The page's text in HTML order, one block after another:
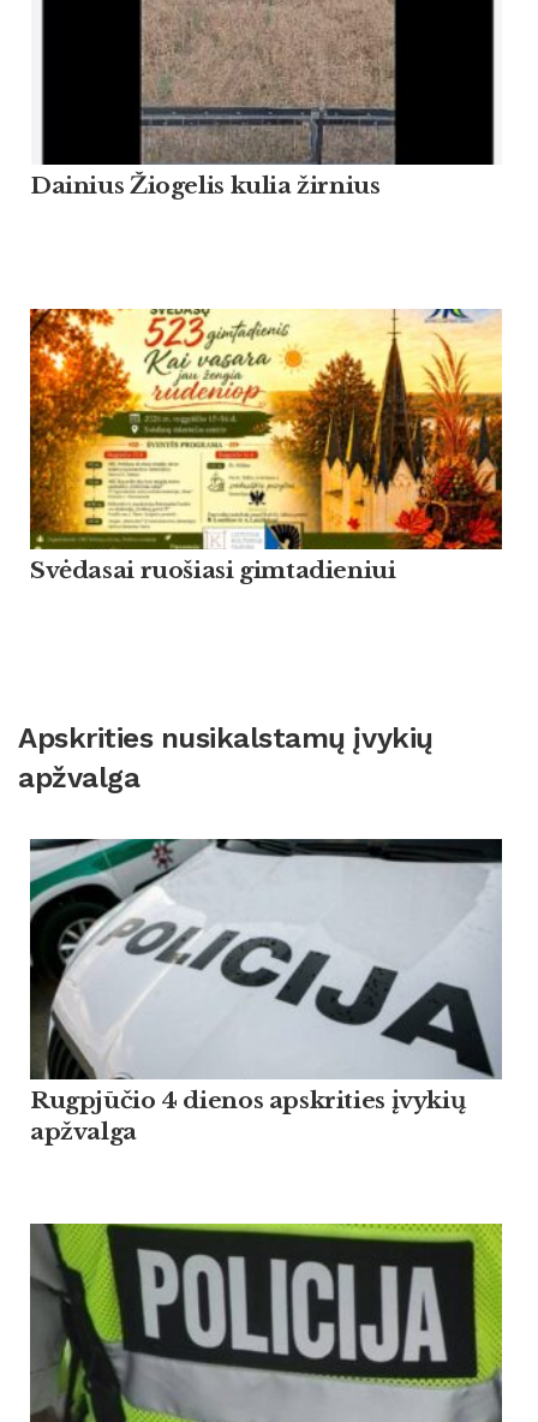
Dainius Žiogelis kulia žirnius
Svėdasai ruošiasi gimtadieniui
Apskrities nusikalstamų įvykių
apžvalga
Rugpjūčio 4 dienos apskrities įvykių
apžvalga